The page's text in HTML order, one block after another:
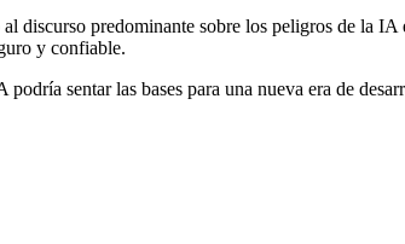
predominante sobre los peligros de la
y confiable.
sentar las bases para una nueva era de